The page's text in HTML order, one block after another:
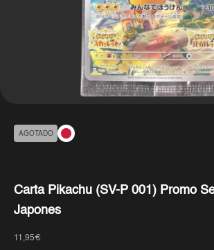
AGOTADO
Carta Pikachu (SV-P 001) Promo
Japones
Precio de oferta
11,95€